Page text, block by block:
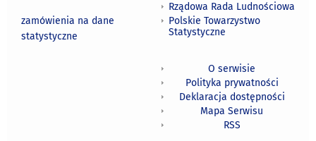
zamówienia na dane
statystyczne
Rządowa Rada Ludnościowa
Polskie Towarzystwo
Statystyczne
O serwisie
Polityka prywatności
Deklaracja dostępności
Mapa Serwisu
RSS